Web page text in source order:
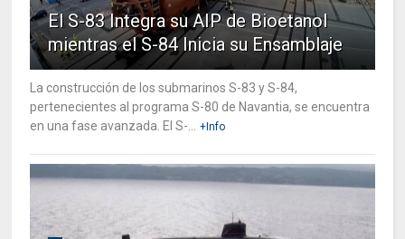
El S-83 Integra su AIP de Bioetanol
mientras el S-84 Inicia su Ensamblaje
La construcción de los submarinos S-83 y S-84,
pertenecientes al programa S-80 de Navantia, se encuentra
en una fase avanzada. El S-...
+Info